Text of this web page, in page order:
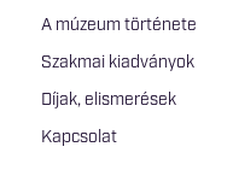
A múzeum története
Szakmai kiadványok
Díjak, elismerések
Kapcsolat